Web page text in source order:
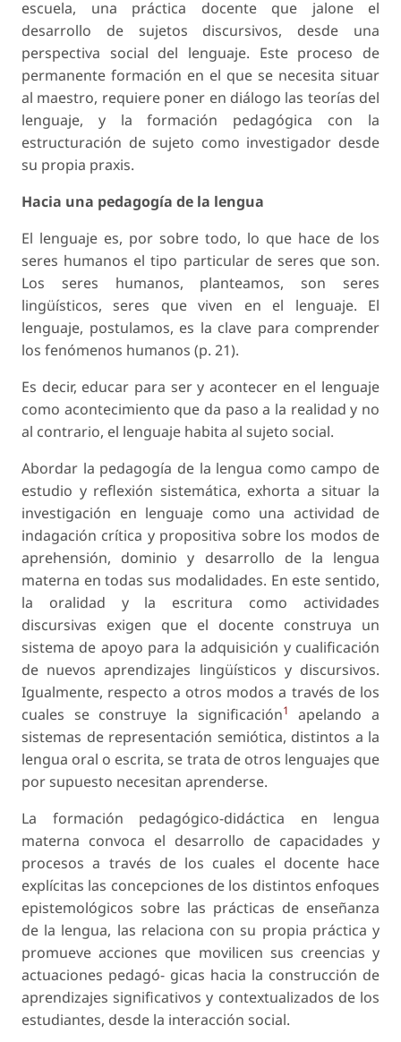
escuela, una práctica docente que jalone el
desarrollo de sujetos discursivos, desde una
perspectiva social del lenguaje. Este proceso de
permanente formación en el que se necesita situar
al maestro, requiere poner en diálogo las teorías del
lenguaje, y la formación pedagógica con la
estructuración de sujeto como investigador desde
su propia praxis.
Hacia una pedagogía de la lengua
El lenguaje es, por sobre todo, lo que hace de los
seres humanos el tipo particular de seres que son.
Los seres humanos, planteamos, son seres
lingüísticos, seres que viven en el lenguaje. El
lenguaje, postulamos, es la clave para comprender
los fenómenos humanos (p. 21).
Es decir, educar para ser y acontecer en el lenguaje
como acontecimiento que da paso a la realidad y no
al contrario, el lenguaje habita al sujeto social.
Abordar la pedagogía de la lengua como campo de
estudio y reflexión sistemática, exhorta a situar la
investigación en lenguaje como una actividad de
indagación crítica y propositiva sobre los modos de
aprehensión, dominio y desarrollo de la lengua
materna en todas sus modalidades. En este sentido,
la oralidad y la escritura como actividades
discursivas exigen que el docente construya un
sistema de apoyo para la adquisición y cualificación
de nuevos aprendizajes lingüísticos y discursivos.
Igualmente, respecto a otros modos a través de los
cuales se construye la significación1
apelando a
sistemas de representación semiótica, distintos a la
lengua oral o escrita, se trata de otros lenguajes que
por supuesto necesitan aprenderse.
La formación pedagógico-didáctica en lengua
materna convoca el desarrollo de capacidades y
procesos a través de los cuales el docente hace
explícitas las concepciones de los distintos enfoques
epistemológicos sobre las prácticas de enseñanza
de la lengua, las relaciona con su propia práctica y
promueve acciones que movilicen sus creencias y
actuaciones pedagó- gicas hacia la construcción de
aprendizajes significativos y contextualizados de los
estudiantes, desde la interacción social.